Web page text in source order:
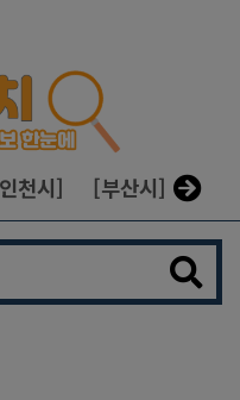
천시] [부산시] [대